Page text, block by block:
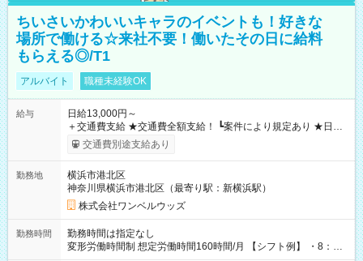
ちいさいかわいいキャラのイベントも！好きな
場所で働ける☆来社不要！働いたその日に給料
もらえる◎/T1
アルバイト 職種未経験OK
給与
日給13,000円～
＋交通費支給 ★交通費全額支給！ ┗案件により規定あり ★日払
いOK！（規定あり） ┗働いたその日に現金GET♪ お仕事後はコ
ンビニATMから 日払い分を引き落とせます！ 【試用期間】試
交通費別途支給あり
勤務地
横浜市港北区
神奈川県横浜市港北区（最寄り駅：新横浜駅）
株式会社ワンベルウッズ
勤務時間
勤務時間は指定なし
変形労働時間制 想定労働時間160時間/月 【シフト例】 ・8：00